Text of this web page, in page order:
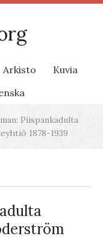
Arkisto
Kuvia
Piispankadulta
1878-1939